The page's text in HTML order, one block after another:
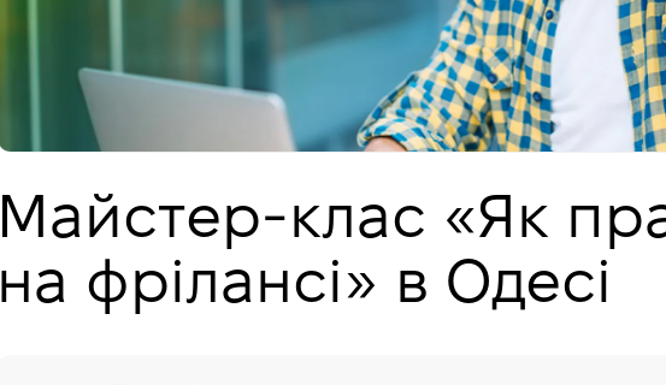
Майстер-клас «Як
на фрілансі» в Одесі